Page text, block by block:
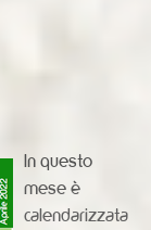
In questo
mese è
calendarizzata